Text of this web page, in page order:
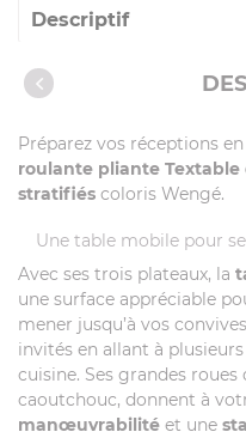
Descriptif
Caractéristiques
Vidéos
Préparez vos réceptions
roulante pliante Textable
stratifiés coloris Wengé.
Une table mobile pour
Avec ses trois plateaux, la
une surface appréciable
mener jusqu’à vos
invités en allant à
cuisine. Ses grandes roues
caoutchouc, donnent à
manœuvrabilité et une